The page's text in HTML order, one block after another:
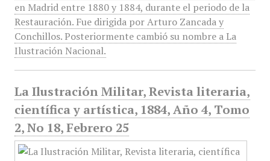
en Madrid entre 1880 y 1884, durante el periodo de la
Restauración. Fue dirigida por Arturo Zancada y
Conchillos. Posteriormente cambió su nombre a La
Ilustración Nacional.
La Ilustración Militar, Revista literaria,
científica y artística, 1884, Año 4, Tomo
2, No 18, Febrero 25